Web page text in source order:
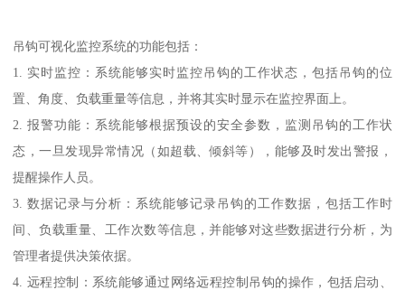
吊钩可视化监控系统的功能包括：
1. 实时监控：系统能够实时监控吊钩的工作状态，包括吊钩的位
置、角度、负载重量等信息，并将其实时显示在监控界面上。
2. 报警功能：系统能够根据预设的安全参数，监测吊钩的工作状
态，一旦发现异常情况（如超载、倾斜等），能够及时发出警报，
提醒操作人员。
3. 数据记录与分析：系统能够记录吊钩的工作数据，包括工作时
间、负载重量、工作次数等信息，并能够对这些数据进行分析，为
管理者提供决策依据。
4. 远程控制：系统能够通过网络远程控制吊钩的操作，包括启动、